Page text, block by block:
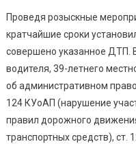
Проведя розыскные
кратчайшие сроки
совершено указанное ДТП.
водителя, 39-летнего
об административном
124 КУоАП (нарушение
правил дорожного
транспортных средств), ст.